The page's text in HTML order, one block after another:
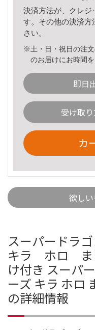
決済方法が、クレジ
す。その他の決済方
さい。
※土・日・祝日の注
のお届けにお時間
即日
受け取
カ
欲し
スーパードラ
キラ ホロ ま
け付き スーパ
ーズ キラ ホロ
の詳細情報